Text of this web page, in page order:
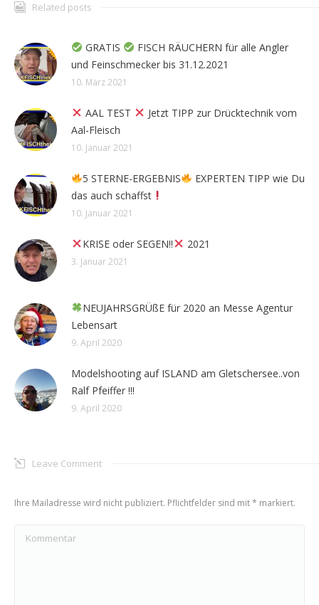
Related posts
GRATIS
FISCH RÄUCHERN für alle Angler
und Feinschmecker bis 31.12.2021
10. März 2021
AAL TEST
Jetzt TIPP zur Drücktechnik vom
Aal-Fleisch
10. Januar 2021
5 STERNE-ERGEBNIS
EXPERTEN TIPP wie Du
das auch schaffst
10. Januar 2021
KRISE oder SEGEN!! 2021
3. Januar 2021
NEUJAHRSGRÜßE für 2020 an Messe Agentur
Lebensart
9. April 2020
Modelshooting auf ISLAND am Gletschersee..von
Ralf Pfeiffer !!!
9. April 2020
Leave Comment
Ihre Mailadresse wird nicht publiziert. Pflichtfelder sind mit* markiert.